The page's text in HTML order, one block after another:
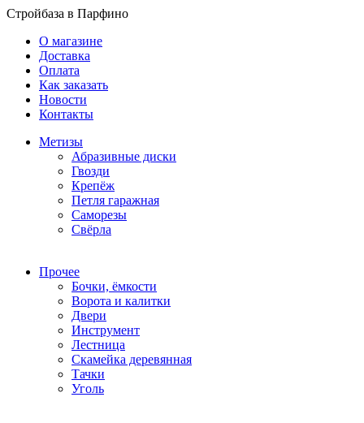
Стройбаза в Парфино
О магазине
Доставка
Оплата
Как заказать
Новости
Контакты
Метизы
Абразивные диски
Гвозди
Крепёж
Петля гаражная
Саморезы
Свёрла
Прочее
Бочки, ёмкости
Ворота и калитки
Двери
Инструмент
Лестница
Скамейка деревянная
Тачки
Уголь